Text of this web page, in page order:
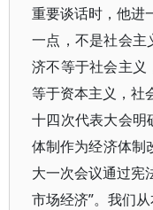
重要谈话时，他进
一点，不是社会主
济不等于社会主义
等于资本主义，社
十四次代表大会明
体制作为经济体制
大一次会议通过宪
市场经济”。我们